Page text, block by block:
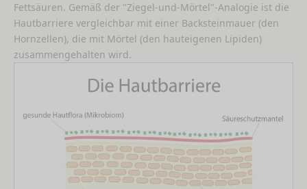
Fettsäuren. Gemäß der "Ziegel-und-Mörtel"-Analogie ist die
Hautbarriere vergleichbar mit einer Backsteinmauer (den
Hornzellen), die mit Mörtel (den hauteigenen Lipiden)
zusammengehalten wird.